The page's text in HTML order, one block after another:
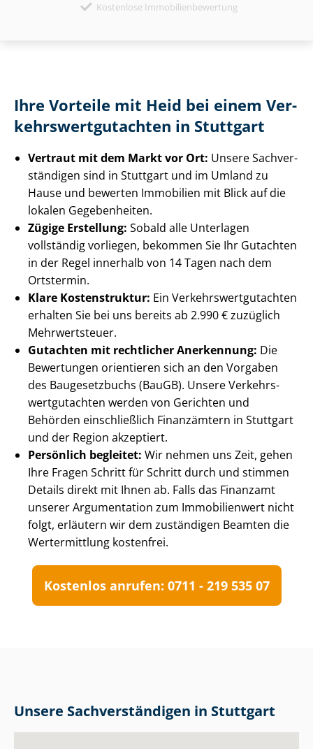
Kostenlose Immobilienbewertung
Ihre Vorteile mit Heid bei einem Ver­
kehrs­wert­gut­ach­ten in Stuttgart
Vertraut mit dem Markt vor Ort: Unsere Sach­ver­
stän­di­gen sind in Stuttgart und im Umland zu
Hause und bewerten Immobilien mit Blick auf die
lokalen Gegebenheiten.
Zügige Erstellung: Sobald alle Unterlagen
vollständig vorliegen, bekommen Sie Ihr Gutachten
in der Regel innerhalb von 14 Tagen nach dem
Ortstermin.
Klare Kostenstruktur: Ein Ver­kehrs­wert­gut­ach­ten
erhalten Sie bei uns bereits ab 2.990 € zuzüglich
Mehrwertsteuer.
Gutachten mit rechtlicher Anerkennung: Die
Bewertungen orientieren sich an den Vorgaben
des Baugesetzbuchs (BauGB). Unsere Ver­kehrs­
wert­gut­ach­ten werden von Gerichten und
Behörden einschließlich Finanzämtern in Stuttgart
und der Region akzeptiert.
Persönlich begleitet: Wir nehmen uns Zeit, gehen
Ihre Fragen Schritt für Schritt durch und stimmen
Details direkt mit Ihnen ab. Falls das Finanzamt
unserer Argumentation zum Immobilienwert nicht
folgt, erläutern wir dem zuständigen Beamten die
Wertermittlung kostenfrei.
Kostenlos anrufen: 0711 - 219 535 07
Unsere Sach­ver­stän­di­gen in Stuttgart